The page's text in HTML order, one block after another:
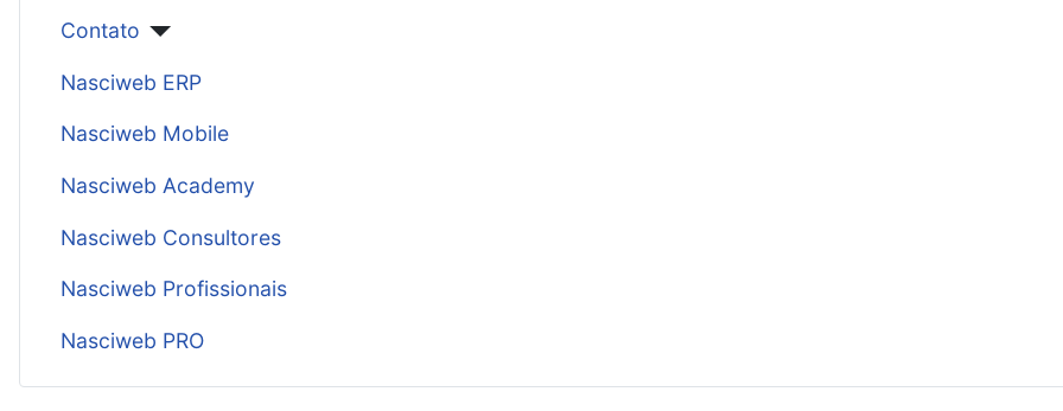
Contato
Nasciweb ERP
Nasciweb Mobile
Nasciweb Academy
Nasciweb Consultores
Nasciweb Profissionais
Nasciweb PRO